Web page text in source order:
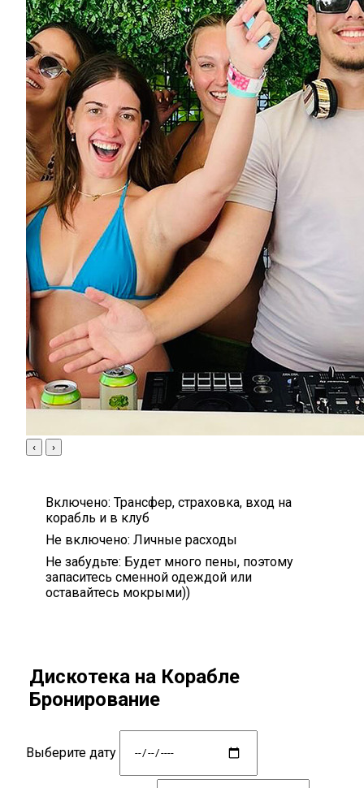
‹ ›
Включено: Трансфер, страховка, вход на
корабль и в клуб
Не включено: Личные расходы
Не забудьте: Будет много пены, поэтому
запаситесь сменной одеждой или
оставайтесь мокрыми))
Дискотека на Корабле
Бронирование
Выберите дату